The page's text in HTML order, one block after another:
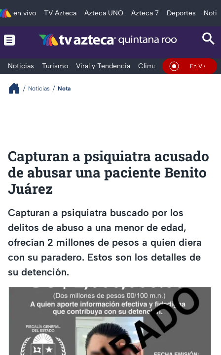
en vivo TV Azteca Azteca UNO Azteca 7 Deportes
Noticias Turismo Viral y Tendencia Clima Tráfico En Vivo
Noticias Nota
Capturan a psiquiatra acusado
de abusar una paciente Benito
Juárez
Capturan a psiquiatra buscado por los
delitos de abuso a una menor de edad,
ofrecían 2 millones de pesos a quien diera
con su paradero. Estos son los detalles de
su detención.